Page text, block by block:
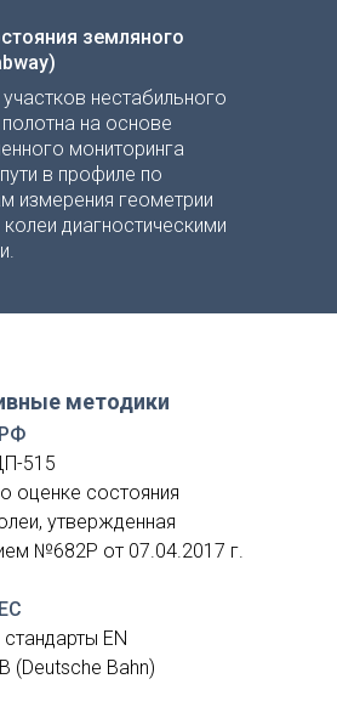
земляного
нестабильного
на основе
мониторинга
в профиле по
измерения геометрии
диагностическими
методики
515
оценке состояния
утвержденная
№682Р от 07.04.2017 г.
EN
(Deutsche Bahn)